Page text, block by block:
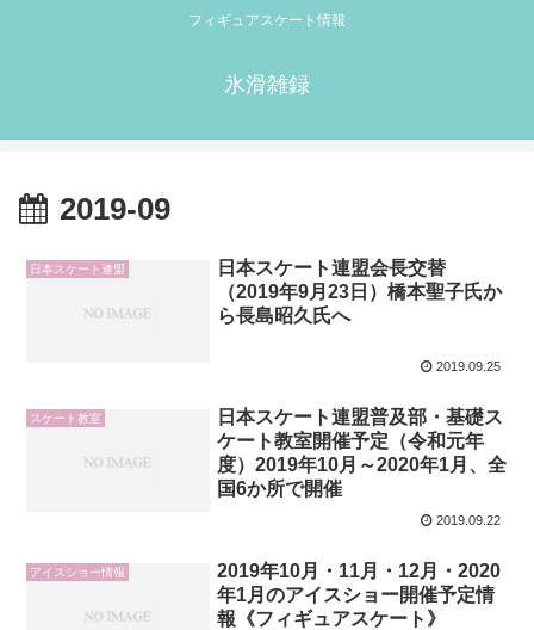
フィギュアスケート情報
氷滑雑録
2019-09
日本スケート連盟
日本スケート連盟会長交替
（2019年9月23日）橋本聖子氏か
ら長島昭久氏へ
2019.09.25
スケート教室
日本スケート連盟普及部・基礎ス
ケート教室開催予定（令和元年
度）2019年10月～2020年1月、全
国6か所で開催
2019.09.22
アイスショー情報
2019年10月・11月・12月・2020
年1月のアイスショー開催予定情
報《フィギュアスケート》